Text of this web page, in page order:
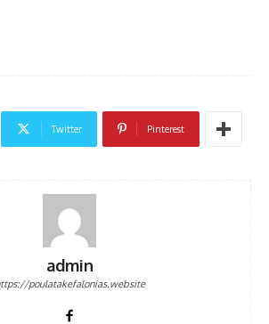
Twitter Pinterest
admin
poulatakefalonias.website